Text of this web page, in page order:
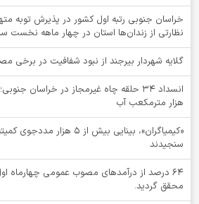
نظارتی از زندان‌ها استان در چهار ماهه نخست سال
گلایه شهردار بیرجند از نبود شفافیت در برخی
هزار مترمکعب آب
«کیمیاگران»، بینایی بیش از
سنجیدند
64 درصد از درآمدهای مصوب عمومی چهارماه
محقق گردید.